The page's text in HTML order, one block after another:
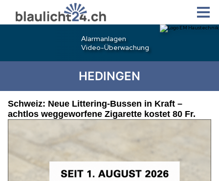
HEDINGEN
Schweiz: Neue Littering-Bussen in Kraft –
achtlos weggeworfene Zigarette kostet 80 Fr.